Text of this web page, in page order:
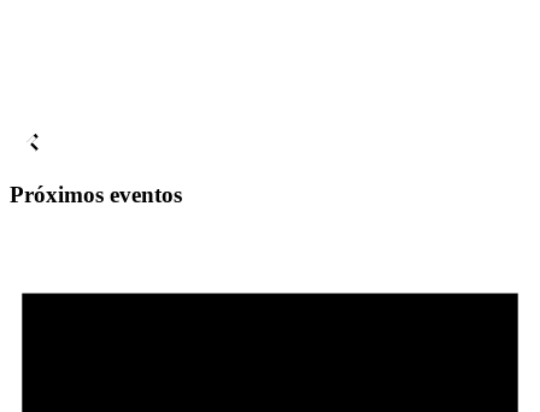
Próximos eventos